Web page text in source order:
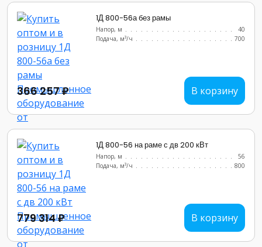
1Д 800-56а без рамы
Напор, м
40
Подача, м³/ч
700
366 257 ₽ В корзину
1Д 800-56 на раме с дв 200 кВт
Напор, м
56
Подача, м³/ч
800
779 314 ₽ В корзину